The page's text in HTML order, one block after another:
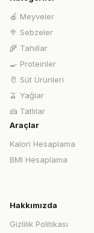
🍎 Meyveler
🥦 Sebzeler
🌾 Tahıllar
🍳 Proteinler
🥛 Süt Ürünleri
🫒 Yağlar
🍰 Tatlılar
Araçlar
Kalori Hesaplama
BMI Hesaplama
Hakkımızda
Gizlilik Politikası